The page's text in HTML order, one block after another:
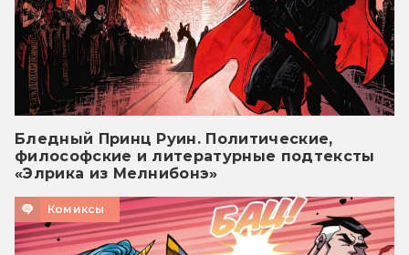
Бледный Принц Руин. Политические,
философские и литературные подтексты
«Элрика из Мелнибонэ»
Комиксы